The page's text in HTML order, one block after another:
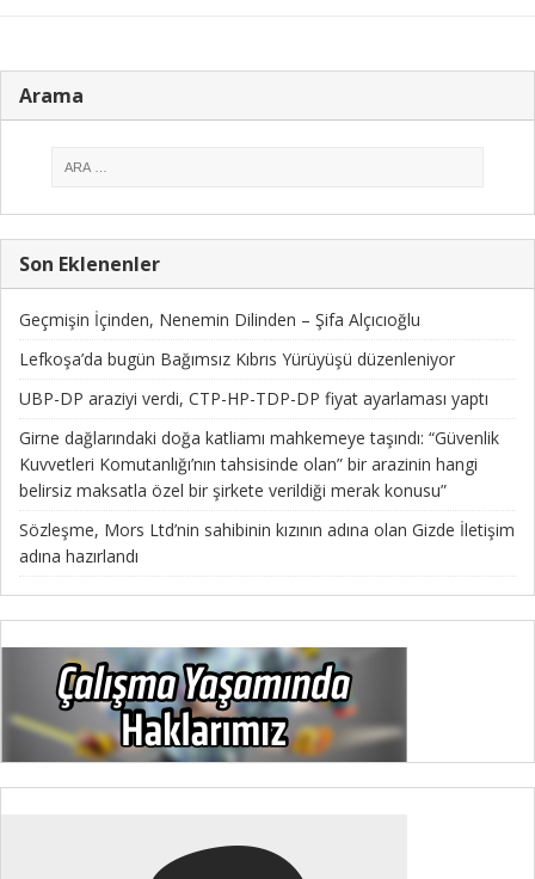
Arama
Son Eklenenler
Geçmişin İçinden, Nenemin Dilinden – Şifa Alçıcıoğlu
Lefkoşa’da bugün Bağımsız Kıbrıs Yürüyüşü düzenleniyor
UBP-DP araziyi verdi, CTP-HP-TDP-DP fiyat ayarlaması yaptı
Girne dağlarındaki doğa katliamı mahkemeye taşındı: “Güvenlik
Kuvvetleri Komutanlığı’nın tahsisinde olan” bir arazinin hangi
belirsiz maksatla özel bir şirkete verildiği merak konusu”
Sözleşme, Mors Ltd’nin sahibinin kızının adına olan Gizde İletişim
adına hazırlandı